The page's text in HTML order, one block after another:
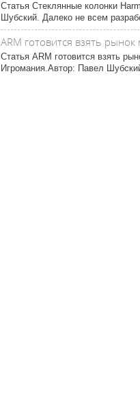
Статья Стеклянные колонки
Шубский. Далеко не всем
ARM готовится взять
Статья ARM готовится взять
Игромания.Автор: Павел